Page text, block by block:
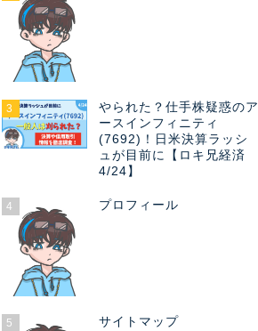
3
やられた？仕手株疑惑のア
ースインフィニティ
(7692)！日米決算ラッシ
ュが目前に【ロキ兄経済
4/24】
4 プロフィール
5 サイトマップ